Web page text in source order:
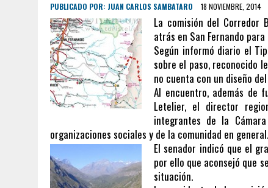
PUBLICADO POR: JUAN CARLOS SAMBATARO 18 NOVIEMBRE, 2014
La comisión del Corredor
atrás en San Fernando
Según informó diario el
sobre el paso, reconocido
no cuenta con un diseño
Al encuentro, además de
Letelier, el director
integrantes de la
organizaciones sociales y de la comunidad en general.
El senador indicó que el
por ello que aconsejó que
situación.